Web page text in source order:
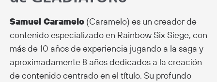
Samuel Caramelo (Caramelo) es un creador de
contenido especializado en Rainbow Six Siege, con
más de 10 años de experiencia jugando a la saga y
aproximadamente 8 años dedicados a la creación
de contenido centrado en el título. Su profundo